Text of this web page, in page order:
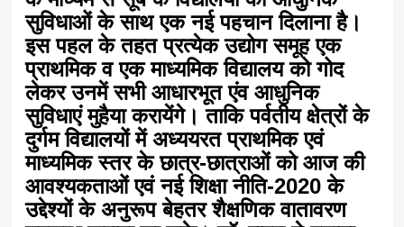
सुविधाओं के साथ एक नई पहचान दिलाना है।
इस पहल के तहत प्रत्येक उद्योग समूह एक
प्राथमिक व एक माध्यमिक विद्यालय को गोद
लेकर उनमें सभी आधारभूत एंव आधुनिक
सुविधाएं मुहैया करायेंगे। ताकि पर्वतीय क्षेत्रों के
दुर्गम विद्यालयों में अध्ययरत प्राथमिक एवं
माध्यमिक स्तर के छात्र-छात्राओं को आज की
आवश्यकताओं एवं नई शिक्षा नीति-2020 के
उद्देश्यों के अनुरूप बेहतर शैक्षणिक वातावरण